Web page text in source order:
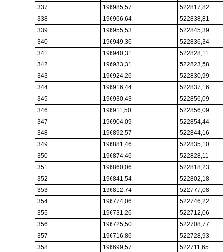
337
196985,57
522817,82
338
196966,64
522838,81
339
196955,53
522845,39
340
196949,36
522836,34
341
196940,31
522828,11
342
196933,31
522823,58
343
196924,26
522830,99
344
196916,44
522837,16
345
196930,43
522856,09
346
196911,50
522856,09
347
196904,09
522854,44
348
196892,57
522844,16
349
196881,46
522835,10
350
196874,46
522828,11
351
196860,06
522818,23
352
196841,54
522802,18
353
196812,74
522777,08
354
196774,06
522746,22
355
196731,26
522712,06
356
196725,50
522708,77
357
196716,86
522728,93
358
196699,57
522711,65